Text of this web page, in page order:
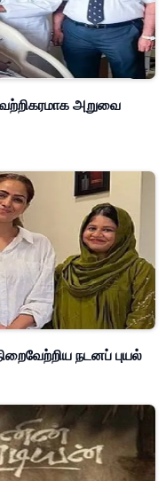
அறுவை
நடனப் புயல்